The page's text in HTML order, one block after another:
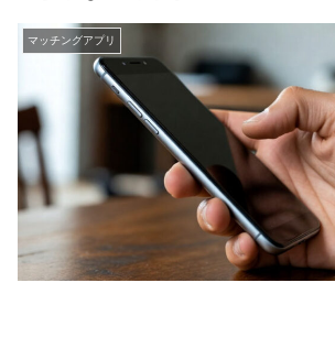
マッチングアプリ